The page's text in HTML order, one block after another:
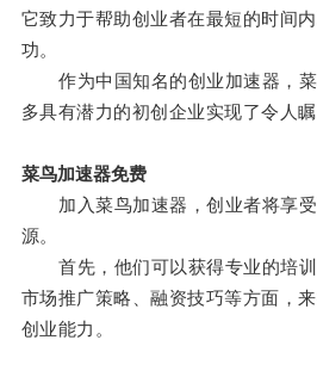
它致力于帮助创业者在最短的时间
功。
作为中国知名的创业加速器，菜
多具有潜力的初创企业实现了令人瞩
菜鸟加速器免费
加入菜鸟加速器，创业者将享受
源。
首先，他们可以获得专业的培训
市场推广策略、融资技巧等方面，
创业能力。